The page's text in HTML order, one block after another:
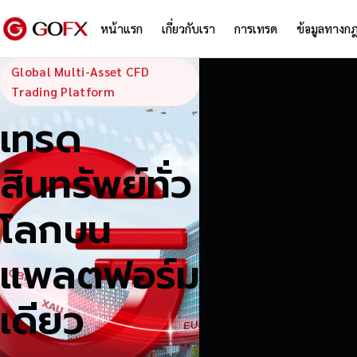
หน้าแรก เกี่ยวกับเรา การเทรด ข้อมูลทางก
GoFX —
Global Multi-Asset CFD
Trading Platform
เทรด
สินทรัพย์ทั่ว
โลกบน
แพลตฟอร์ม
เดียว